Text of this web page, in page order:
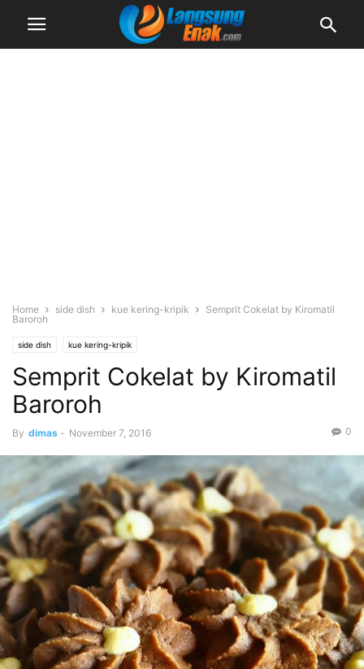
Home side dish kue kering-kripik
Semprit Cokelat by Kiromatil
Baroroh
side dish kue kering-kripik
Semprit Cokelat by Kiromatil
Baroroh
By dimas - November 7, 2016 0